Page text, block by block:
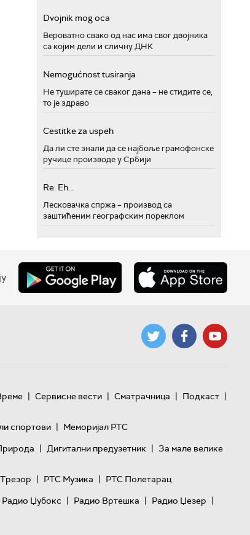
Dvojnik mog oca
Вероватно свако од нас има свог двојника
са којим дели и сличну ДНК
Nemogućnost tusiranja
Не туширате се сваког дана – не стидите се,
то је здраво
Cestitke za uspeh
Да ли сте знали да се најбоље грамофонске
ручице производе у Србији
Re: Eh...
Лесковачка спржа – производ са
заштићеним географским пореклом
| Сервисне вести | Сматрачница | Подкаст |
спортови | Меморијал РТС
| Дигитални предузетник | За мале велике
| РТС Музика | РТС Полетарац
Радио Џубокс | Радио Вртешка | Радио Џезер |